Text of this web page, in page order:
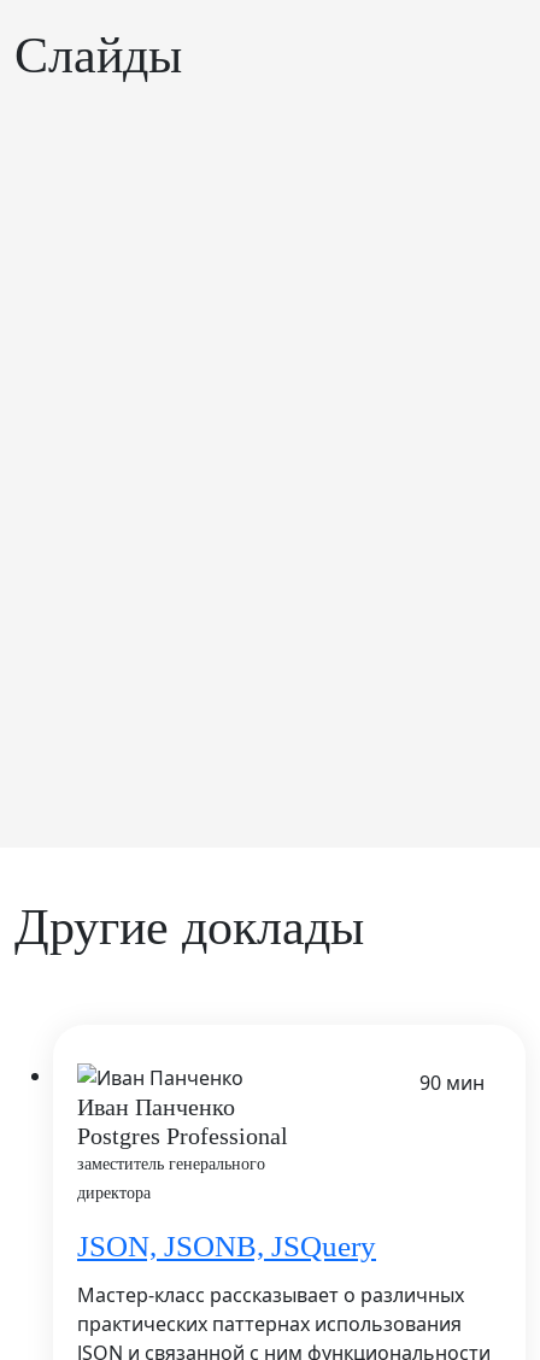
Слайды
Другие доклады
Иван Панченко
Postgres Professional
заместитель генерального
директора
90 мин
JSON, JSONB, JSQuery
Мастер-класс рассказывает о различных
практических паттернах использования
JSON и связанной с ним функциональности